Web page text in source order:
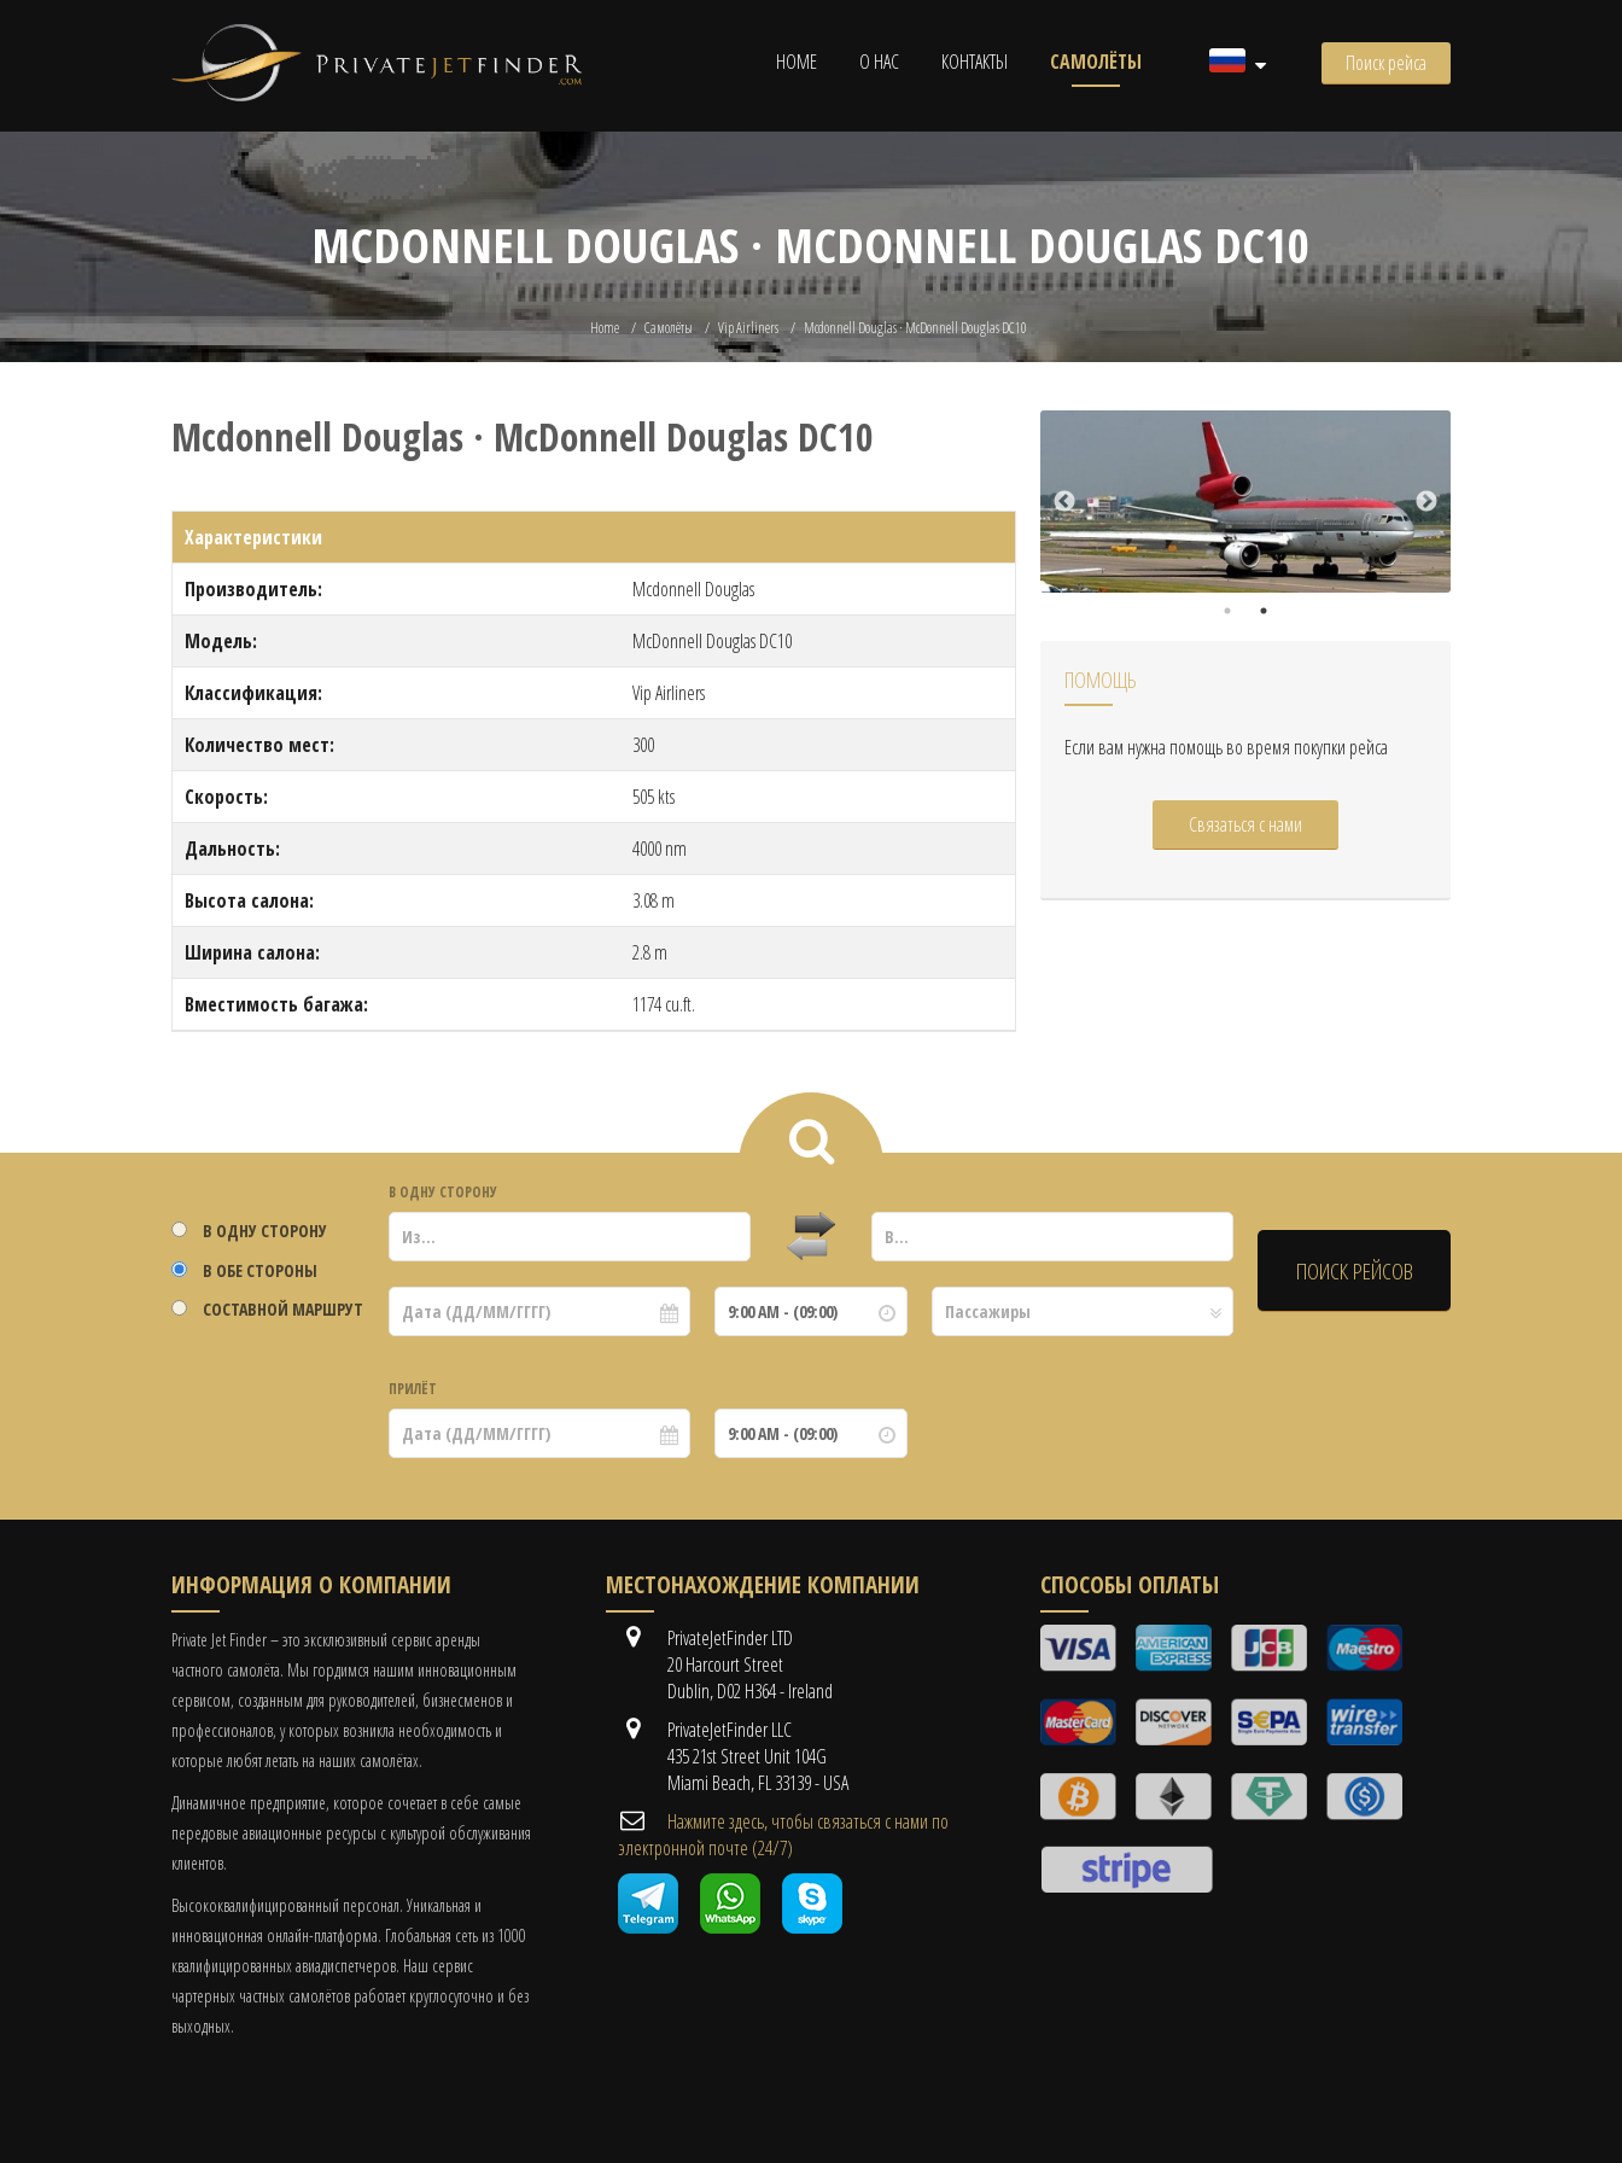
HOME О НАС КОНТАКТЫ САМОЛЁТЫ Поиск рейса
MCDONNELL DOUGLAS · MCDONNELL DOUGLAS DC10
Home Самолёты Vip Airliners Mcdonnell Douglas · McDonnell Douglas DC10
Mcdonnell Douglas · McDonnell Douglas DC10
Характеристики
Производитель:
Mcdonnell Douglas
Модель:
McDonnell Douglas DC10
Классификация:
Vip Airliners
Количество мест:
300
Скорость:
505 kts
Дальность:
4000 nm
Высота салона:
3.08 m
Ширина салона:
2.8 m
Вместимость багажа:
1174 cu.ft.
ПОМОЩЬ
Если вам нужна помощь во время покупки рейса
Связаться с нами
В ОДНУ СТОРОНУ
В ОБЕ СТОРОНЫ
СОСТАВНОЙ МАРШРУТ
В ОДНУ СТОРОНУ
ПРИЛЁТ
ИНФОРМАЦИЯ О КОМПАНИИ
Private Jet Finder – это эксклюзивный сервис аренды
частного самолёта. Мы гордимся нашим инновационным
сервисом, созданным для руководителей, бизнесменов и
профессионалов, у которых возникла необходимость и
которые любят летать на наших самолётах.
Динамичное предприятие, которое сочетает в себе самые
передовые авиационные ресурсы с культурой обслуживания
клиентов.
Высококвалифицированный персонал. Уникальная и
инновационная онлайн-платформа. Глобальная сеть из 1000
квалифицированных авиадиспетчеров. Наш сервис
чартерных частных самолётов работает круглосуточно и без
выходных.
МЕСТОНАХОЖДЕНИЕ КОМПАНИИ
PrivateJetFinder LTD
20 Harcourt Street
Dublin, D02 H364 - Ireland
PrivateJetFinder LLC
435 21st Street Unit 104G
Miami Beach, FL 33139 - USA
Нажмите здесь, чтобы связаться с нами по
электронной почте (24/7)
СПОСОБЫ ОПЛАТЫ